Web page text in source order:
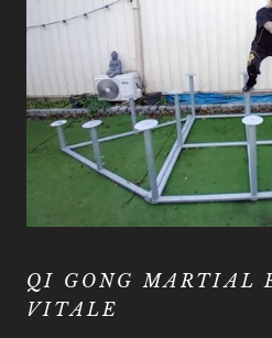
QI GONG MARTIAL
VITALE